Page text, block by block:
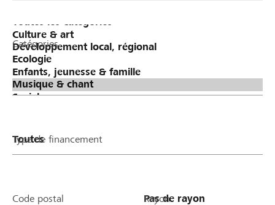
Catégories
Type de financement
Code postal Rayon